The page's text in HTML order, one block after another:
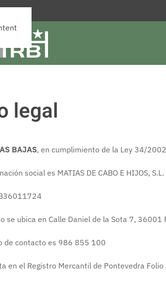
legal
BAJAS, en cumplimiento de la Ley 34/
social es MATIAS DE CABO E HIJOS, S.L.
se ubica en Calle Daniel de la Sota 7, 36001
de contacto es 986 855 100
en el Registro Mercantil de Pontevedra